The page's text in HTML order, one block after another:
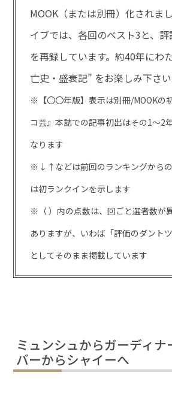
MOOK（または別冊）化されま
イブでは、各回のベスト3と、
を再録しています。約40年にわ
亡史・盛衰記” をお楽しみ下さい
※【〇〇年版】表示は別冊/MOOKの
コ芸』本誌での記事初出はその1～2
なります
※↓↑などは前回のランキングから
は初ランクインを示します
※（ ）内の点数は、回ごと選者数が
ありますが、いわば「評価のダント
としてそのまま掲載しています
ミュンシュからガーディナ
バーからシャイーへ